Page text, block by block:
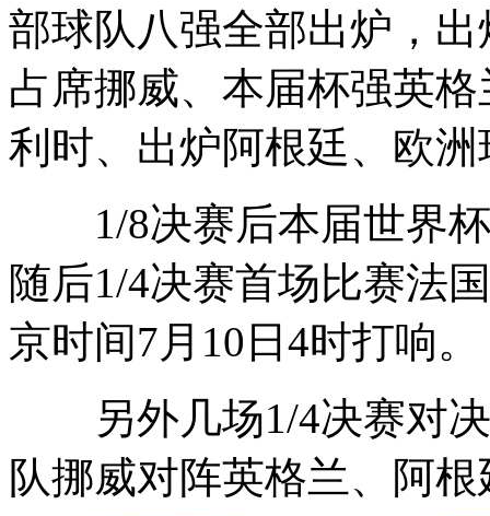
部球队 八强全部出炉，
占席挪威、本届杯强英
利时、出炉阿根廷、欧
1/8决赛后本届世界杯
随后1/4决赛首场比赛法
京时间7月10日4时打响。
另外几场1/4决赛对决
队挪威对阵英格兰、阿